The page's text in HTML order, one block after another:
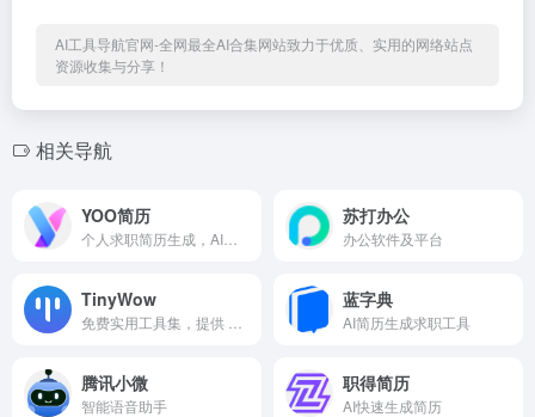
AI工具导航官网-全网最全AI合集网站致力于优质、实用的网络站点
资源收集与分享！
相关导航
YOO简历 苏打办公
办公软件及平台
TinyWow 蓝字典
AI简历生成求职工具
腾讯小微
智能语音助手
职得简历
AI快速生成简历